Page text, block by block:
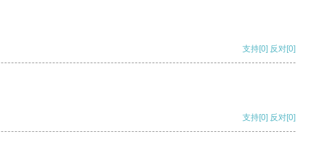
支持[0] 反对[0]
支持[0] 反对[0]